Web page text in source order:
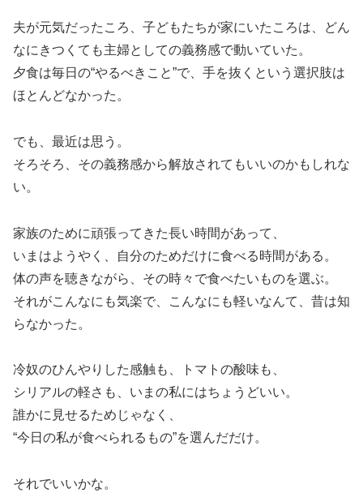
夫が元気だったころ、子どもたちが家にいたころは、どん
なにきつくても主婦としての義務感で動いていた。
夕食は毎日の“やるべきこと”で、手を抜くという選択肢は
ほとんどなかった。
でも、最近は思う。
そろそろ、その義務感から解放されてもいいのかもしれな
い。
家族のために頑張ってきた長い時間があって、
いまはようやく、自分のためだけに食べる時間がある。
体の声を聴きながら、その時々で食べたいものを選ぶ。
それがこんなにも気楽で、こんなにも軽いなんて、昔は知
らなかった。
冷奴のひんやりした感触も、トマトの酸味も、
シリアルの軽さも、いまの私にはちょうどいい。
誰かに見せるためじゃなく、
“今日の私が食べられるもの”を選んだだけ。
それでいいかな。